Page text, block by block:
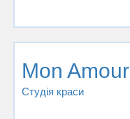
Mon Amour
Студія краси